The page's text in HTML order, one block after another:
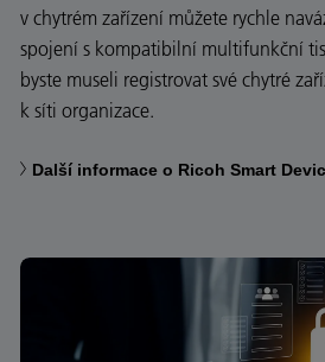
v chytrém zařízení můžete rychle
spojení s kompatibilní multifunkční
byste museli registrovat své chytré
k síti organizace.
Další informace o Ricoh Smart